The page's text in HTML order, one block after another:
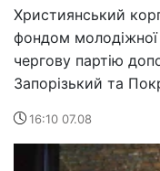
Християнський
фондом молодіжної
чергову партію
Запорізький та
16:10 07.08